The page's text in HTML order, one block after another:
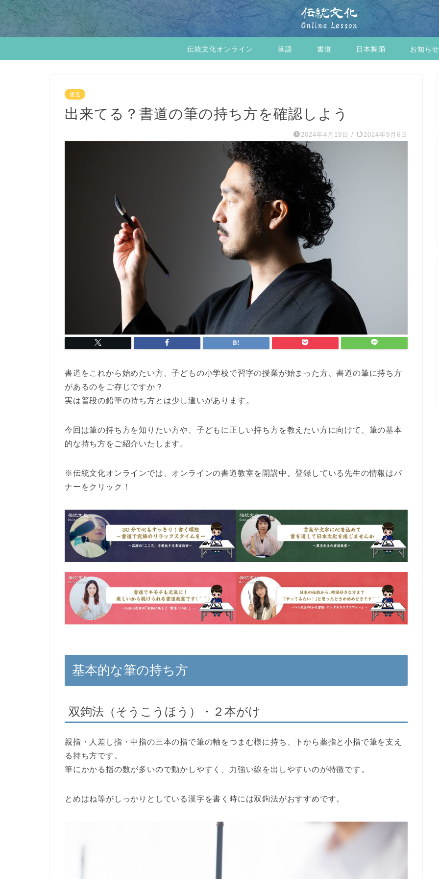
伝統文化オンライン 落語 書道 日本舞踊 お知らせ
書道
出来てる？書道の筆の持ち方を確認しよう
2024年4月19日 / 2024年9月6日
書道をこれから始めたい方、子どもの小学校で習字の授業が始まった方、書道の筆に持ち方
があるのをご存じですか？
実は普段の鉛筆の持ち方とは少し違いがあります。
今回は筆の持ち方を知りたい方や、子どもに正しい持ち方を教えたい方に向けて、筆の基本
的な持ち方をご紹介いたします。
※伝統文化オンラインでは、オンラインの書道教室を開講中。登録している先生の情報はバ
ナーをクリック！
基本的な筆の持ち方
双鉤法（そうこうほう）・２本がけ
親指・人差し指・中指の三本の指で筆の軸をつまむ様に持ち、下から薬指と小指で筆を支え
る持ち方です。
筆にかかる指の数が多いので動かしやすく、力強い線を出しやすいのが特徴です。
とめはね等がしっかりとしている漢字を書く時には双鉤法がおすすめです。